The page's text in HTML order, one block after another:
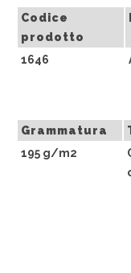
Fotografi
Michele
CONTATTI
GUIDA ALL’ACQUISTO
Codice
prodotto
1646
Grammatura
195 g/m2